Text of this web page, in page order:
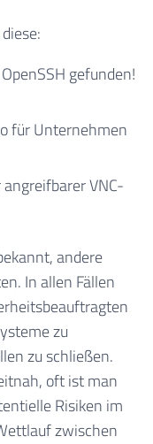
gefunden!
für Unternehmen
VNC-
andere
In allen Fällen
zu
zu schließen.
oft ist man
Risiken im
zwischen